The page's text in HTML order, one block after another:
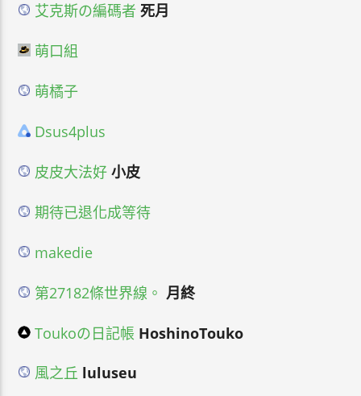
艾克斯の編碼者 死月
萌口組
萌橘子
Dsus4plus
皮皮大法好 小皮
期待已退化成等待
makedie
第27182條世界線。 月終
Toukoの日記帳 HoshinoTouko
風之丘 luluseu